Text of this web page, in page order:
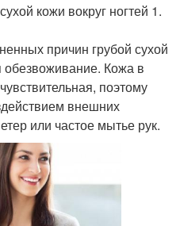
кожи вокруг ногтей 1.
причин грубой сухой
обезвоживание. Кожа в
поэтому
внешних
или частое мытье рук.